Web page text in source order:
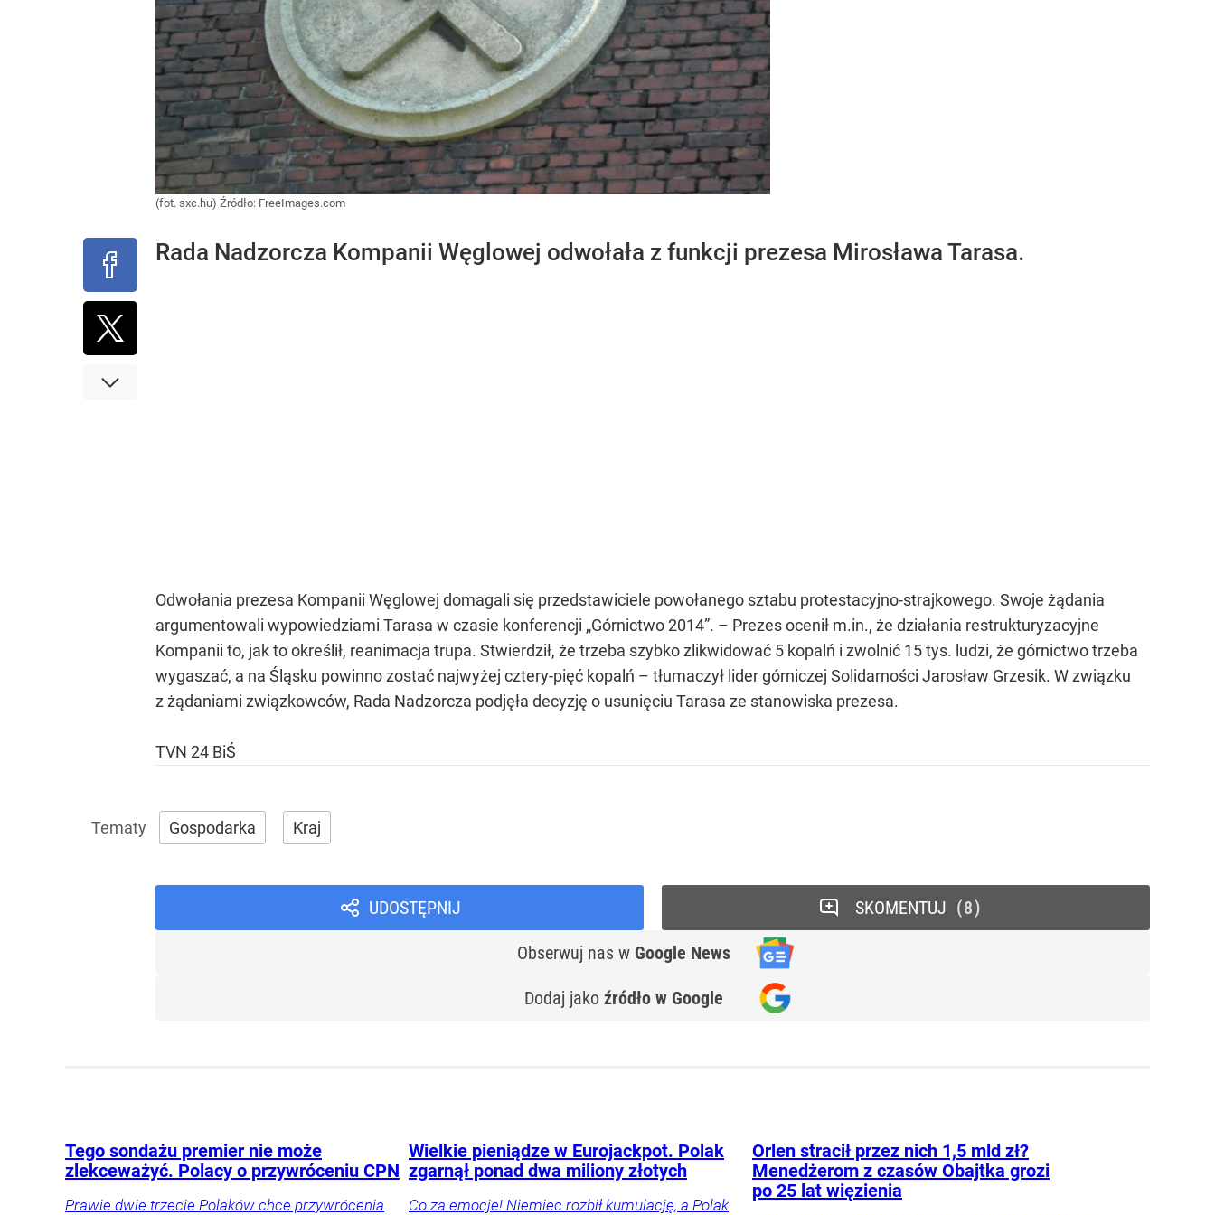
(fot. sxc.hu) Źródło: FreeImages.com
Rada Nadzorcza Kompanii Węglowej odwołała z funkcji prezesa Mirosława Tarasa.
Odwołania prezesa Kompanii Węglowej domagali się przedstawiciele powołanego sztabu protestacyjno-strajkowego. Swoje żądania
argumentowali wypowiedziami Tarasa w czasie konferencji „Górnictwo 2014”. – Prezes ocenił m.in., że działania restrukturyzacyjne
Kompanii to, jak to określił, reanimacja trupa. Stwierdził, że trzeba szybko zlikwidować 5 kopalń i zwolnić 15 tys. ludzi, że górnictwo trzeba
wygaszać, a na Śląsku powinno zostać najwyżej cztery-pięć kopalń – tłumaczył lider górniczej Solidarności Jarosław Grzesik. W związku
z żądaniami związkowców, Rada Nadzorcza podjęła decyzję o usunięciu Tarasa ze stanowiska prezesa.
TVN 24 BiŚ
Gospodarka Kraj
UDOSTĘPNIJ
Obserwuj nas w Google News
Dodaj jako źródło w Google
SKOMENTUJ 8
Tego sondażu premier nie może
zlekceważyć. Polacy o przywróceniu CPN
Prawie dwie trzecie Polaków chce przywrócenia
Wielkie pieniądze w Eurojackpot. Polak
zgarnął ponad dwa miliony złotych
Co za emocje! Niemiec rozbił kumulację, a Polak
Orlen stracił przez nich 1,5 mld zł?
Menedżerom z czasów Obajtka grozi
po 25 lat więzienia